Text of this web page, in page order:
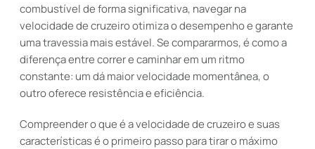
combustível de forma significativa, navegar na
velocidade de cruzeiro otimiza o desempenho e garante
uma travessia mais estável. Se compararmos, é como a
diferença entre correr e caminhar em um ritmo
constante: um dá maior velocidade momentânea, o
outro oferece resistência e eficiência.
Compreender o que é a velocidade de cruzeiro e suas
características é o primeiro passo para tirar o máximo